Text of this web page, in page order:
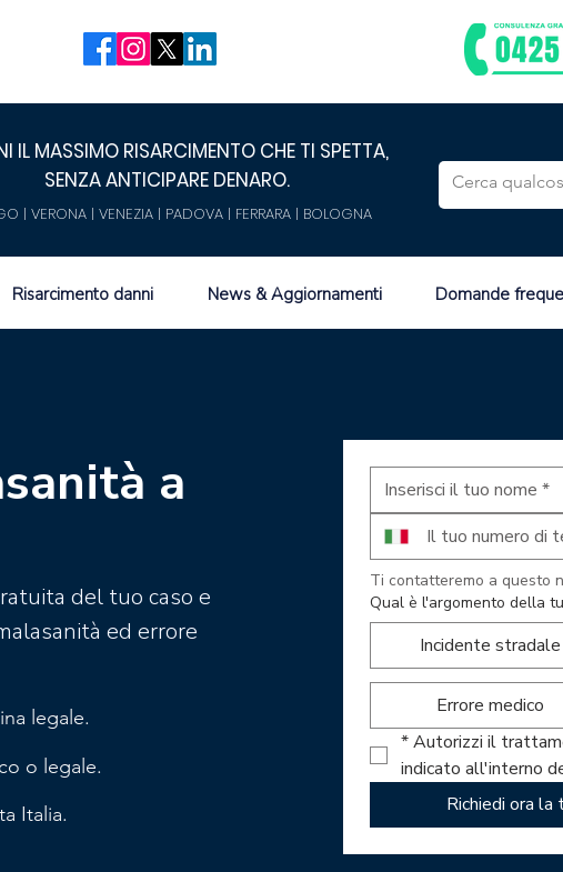
IL MASSIMO RISARCIMENTO CHE TI SPETTA,
SENZA ANTICIPARE DENARO.
| VERONA | VENEZIA | PADOVA | FERRARA | BOLOGNA
Risarcimento danni News & Aggiornamenti Domande
a
del tuo caso e
ed errore
legale.
o legale.
Italia.
Qual è l'argomento della
Incidente stradale
Errore medico
*Autorizzi il
indicato all'interno
Richiedi ora